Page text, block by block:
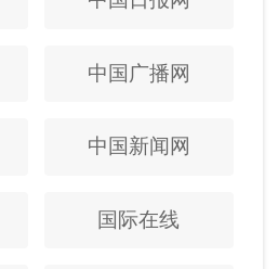
中国广播网
中国新闻网
国际在线